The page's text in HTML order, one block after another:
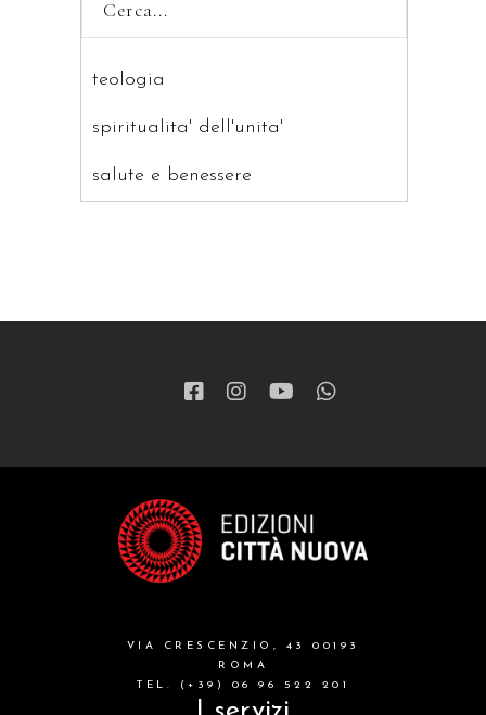
teologia
spiritualita' dell'unita'
salute e benessere
patristica
grandi opere
formazione cristiana e liturgia
catalogo storico
attualita'
VIA CRESCENZIO, 43 00193
ROMA
TEL. (+39) 06 96 522 201